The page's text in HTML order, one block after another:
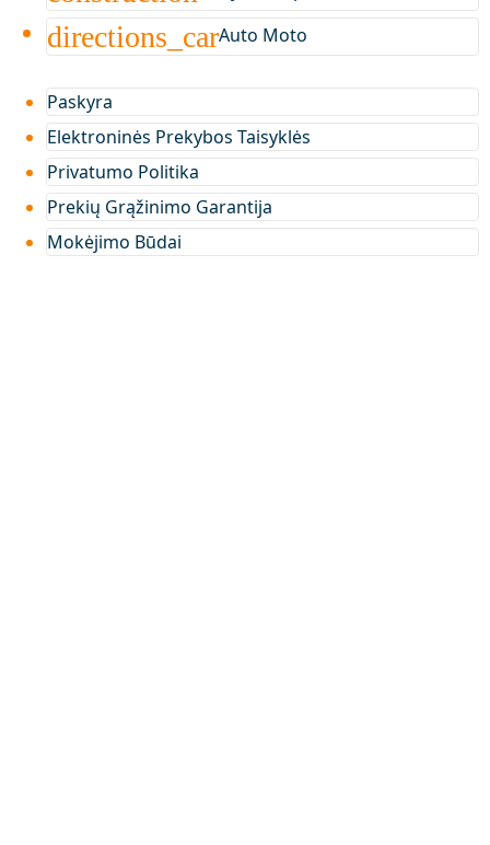
directions_carAuto Moto
Paskyra
Elektroninės Prekybos Taisyklės
Privatumo Politika
Prekių Grąžinimo Garantija
Mokėjimo Būdai